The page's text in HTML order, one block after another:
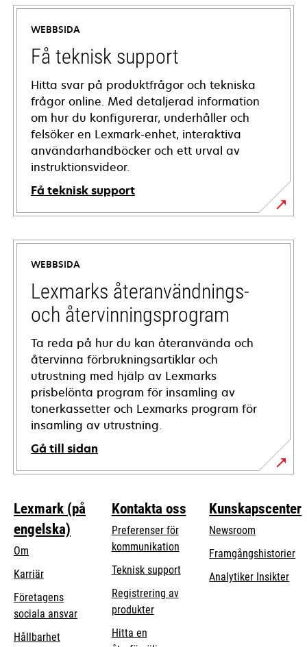
WEBBSIDA
Få teknisk support
Hitta svar på produktfrågor och tekniska
frågor online. Med detaljerad information
om hur du konfigurerar, underhåller och
felsöker en Lexmark-enhet, interaktiva
användarhandböcker och ett urval av
instruktionsvideor.
Få teknisk support
opens
in
new
tab
WEBBSIDA
Lexmarks återanvändnings-
och återvinningsprogram
Ta reda på hur du kan återanvända och
återvinna förbrukningsartiklar och
utrustning med hjälp av Lexmarks
prisbelönta program för insamling av
tonerkassetter och Lexmarks program för
insamling av utrustning.
Gå till sidan
Lexmark (på
engelska)
Om
Karriär
Företagens
sociala ansvaropens
Hållbarhet
Kontakta oss
Preferenser för
kommunikation
Teknisk supportopens
Registrering av
produkter
Hitta en
Kunskapscenter
Newsroom
Framgångshistorier
Analytiker Insikter